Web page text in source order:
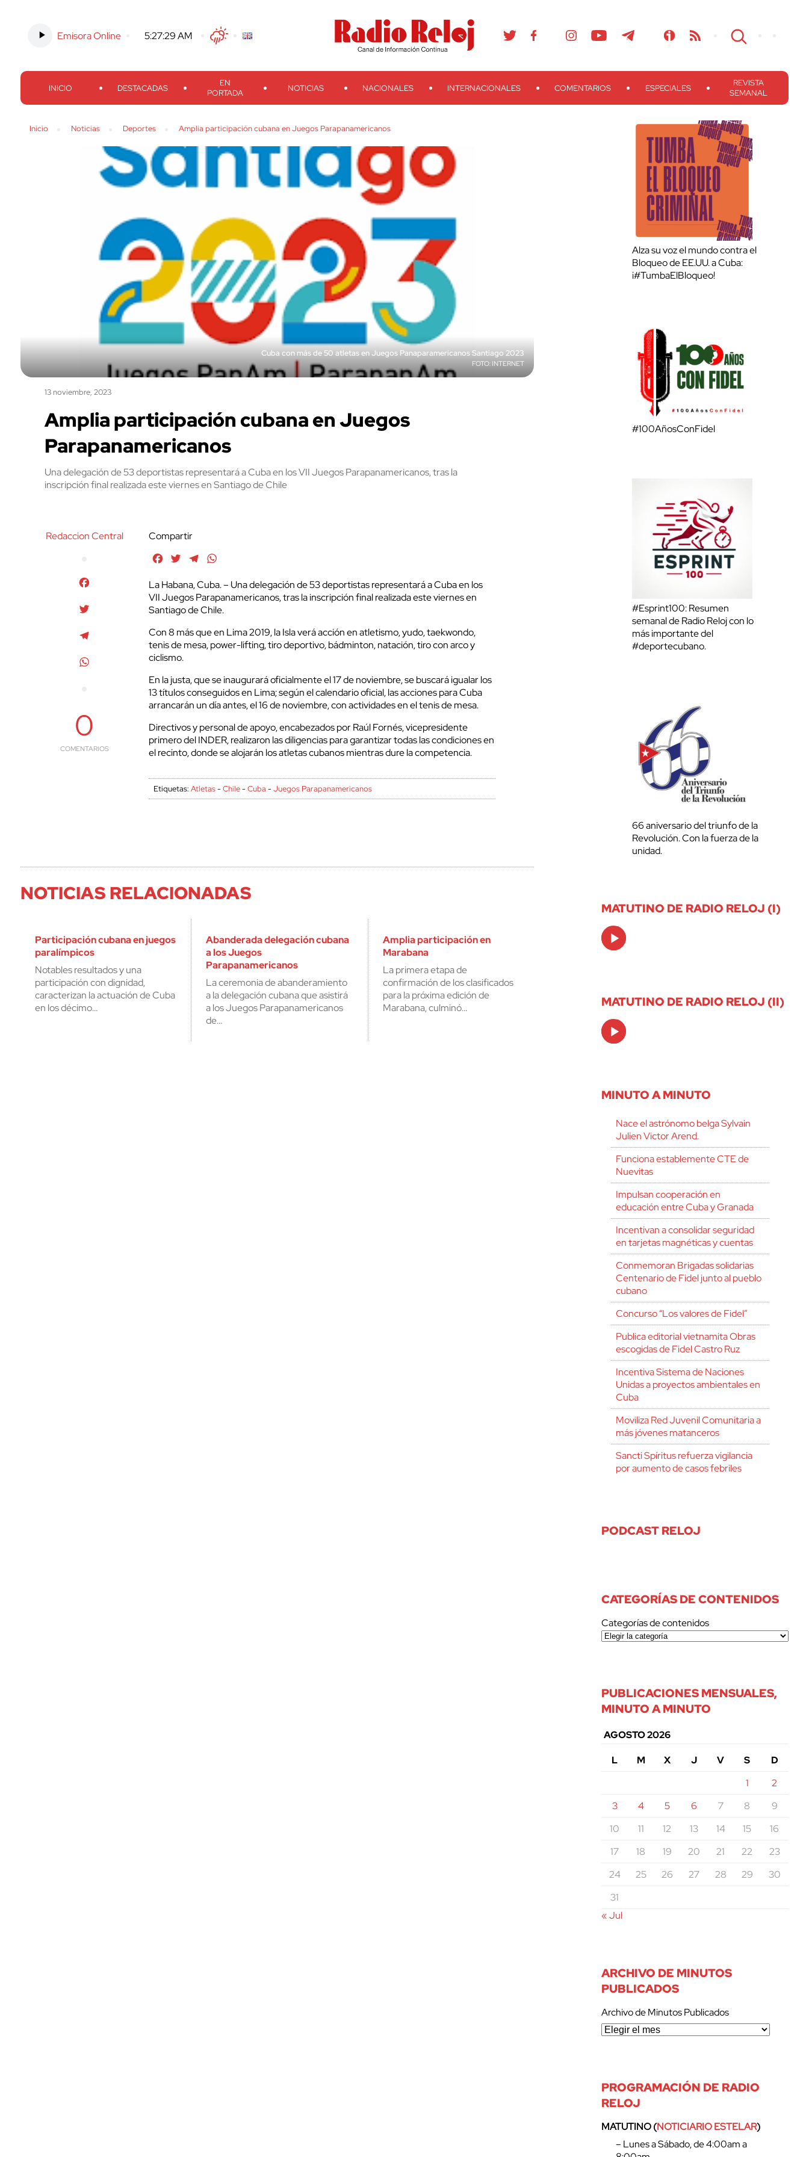
Emisora Online 5:27:30 AM TwitterFacebook
Threads
Instagram TelegramTeveo Ivoox RSS Search
INICIO DESTACADAS
EN
PORTADA
NOTICIAS NACIONALES INTERNACIONALES COMENTARIOS ESPECIALES
REVISTA
SEMANAL
Inicio Noticias Deportes Amplia participación cubana en Juegos Parapanamericanos
Cuba con más de 50 atletas en Juegos Panaparamericanos Santiago 2023
INTERNET
13 noviembre, 2023
Amplia participación cubana en Juegos
Parapanamericanos
Una delegación de 53 deportistas representará a Cuba en los VII Juegos Parapanamericanos, tras la
inscripción final realizada este viernes en Santiago de Chile
Redaccion Central
0
COMENTARIOS
Compartir
FacebookTwitterTelegram
La Habana, Cuba. – Una delegación de 53 deportistas representará a Cuba en los
VII Juegos Parapanamericanos, tras la inscripción final realizada este viernes en
Santiago de Chile.
Con 8 más que en Lima 2019, la Isla verá acción en atletismo, yudo, taekwondo,
tenis de mesa, power-lifting, tiro deportivo, bádminton, natación, tiro con arco y
ciclismo.
En la justa, que se inaugurará oficialmente el 17 de noviembre, se buscará igualar los
13 títulos conseguidos en Lima; según el calendario oficial, las acciones para Cuba
arrancarán un día antes, el 16 de noviembre, con actividades en el tenis de mesa.
Directivos y personal de apoyo, encabezados por Raúl Fornés, vicepresidente
primero del INDER, realizaron las diligencias para garantizar todas las condiciones en
el recinto, donde se alojarán los atletas cubanos mientras dure la competencia.
Etiquetas:Atletas-Chile-Cuba -Juegos Parapanamericanos
NOTICIAS RELACIONADAS
Participación cubana en juegos
paralímpicos
Notables resultados y una
participación con dignidad,
caracterizan la actuación de Cuba
en los décimo…
Abanderada delegación cubana
a los Juegos
Parapanamericanos
La ceremonia de abanderamiento
a la delegación cubana que asistirá
a los Juegos Parapanamericanos
de…
Amplia participación en
Marabana
La primera etapa de
confirmación de los clasificados
para la próxima edición de
Marabana, culminó…
Alza su voz el mundo contra el
Bloqueo de EE.UU. a Cuba:
¡#TumbaElBloqueo!
#100AñosConFidel
#Esprint100: Resumen
semanal de Radio Reloj con lo
más importante del
#deportecubano.
66 aniversario del triunfo de la
Revolución. Con la fuerza de la
unidad.
MATUTINO DE RADIO RELOJ (I)
Audio
Player
MATUTINO DE RADIO RELOJ (II)
Audio
Player
MINUTO A MINUTO
Nace el astrónomo belga Sylvain
Julien Victor Arend.
Funciona establemente CTE de
Nuevitas
Impulsan cooperación en
educación entre Cuba y Granada
Incentivan a consolidar seguridad
en tarjetas magnéticas y cuentas
Conmemoran Brigadas solidarias
Centenario de Fidel junto al pueblo
cubano
Concurso “Los valores de Fidel”
Publica editorial vietnamita Obras
escogidas de Fidel Castro Ruz
Incentiva Sistema de Naciones
Unidas a proyectos ambientales en
Cuba
Moviliza Red Juvenil Comunitaria a
más jóvenes matanceros
Sancti Spíritus refuerza vigilancia
por aumento de casos febriles
PODCAST RELOJ
CATEGORÍAS DE CONTENIDOS
Categorías de contenidos
PUBLICACIONES MENSUALES,
MINUTO A MINUTO
AGOSTO 2026
L
M X J V S
D
1
2
3
4 5 6 7 8
9
10
11 12 13 14 15
16
17
18 19 20 21 22
23
24
25 26 27 28 29
30
31
« Jul
ARCHIVO DE MINUTOS
PUBLICADOS
Archivo de Minutos Publicados
PROGRAMACIÓN DE RADIO
RELOJ
MATUTINO (NOTICIARIO ESTELAR)
– Lunes a Sábado, de 4:00am a